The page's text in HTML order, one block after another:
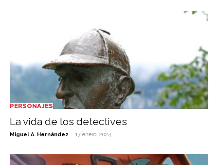
PERSONAJES
La vida de los detectives
Miguel A. Hernández - 17 enero, 2024